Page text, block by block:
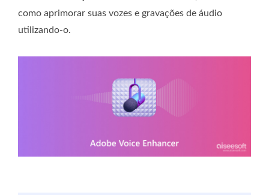
como aprimorar suas vozes e gravações de áudio
utilizando-o.